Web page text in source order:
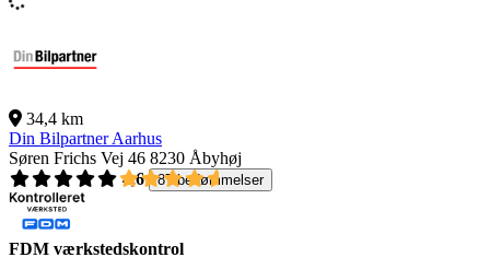
34,4 km
Din Bilpartner Aarhus
Søren Frichs Vej 46 8230 Åbyhøj
4,6
87 bedømmelser
FDM værkstedskontrol